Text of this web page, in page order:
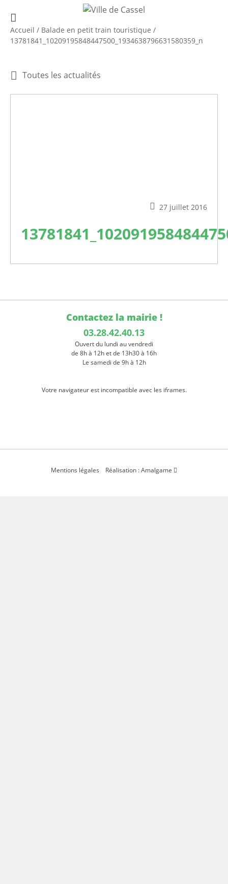
Accueil / Balade en petit train touristique /
13781841_10209195848447500_1934638796631580359_n
Toutes les actualités
27 juillet 2016
Contactez la mairie !
03.28.42.40.13
Ouvert du lundi au vendredi
de 8h à 12h et de 13h30 à 16h
Le samedi de 9h à 12h
Votre navigateur est incompatible avec les iframes.
Mentions légales Réalisation : Amalgame